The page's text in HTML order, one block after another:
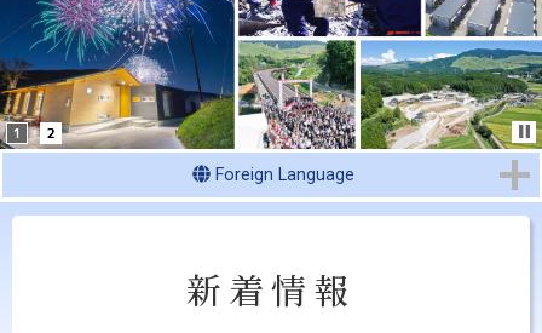
Foreign Language
新着情報